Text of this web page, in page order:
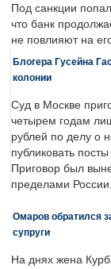
Под санкции
что банк
не повлияют на
Блогера Гусейна
колонии
Суд в Москве
четырем годам
рублей по делу о
публиковать
Приговор был
пределами России.
Омаров обратился
супруги
На днях жена